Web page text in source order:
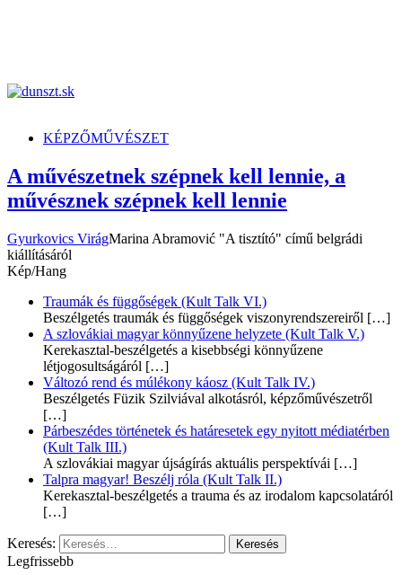
KÉPZŐMŰVÉSZET
A művészetnek szépnek kell lennie, a
művésznek szépnek kell lennie
Gyurkovics VirágMarina Abramović "A tisztító" című belgrádi
kiállításáról
Kép/Hang
Traumák és függőségek (Kult Talk VI.)
Beszélgetés traumák és függőségek viszonyrendszereiről […]
A szlovákiai magyar könnyűzene helyzete (Kult Talk V.)
Kerekasztal-beszélgetés a kisebbségi könnyűzene
létjogosultságáról […]
Változó rend és múlékony káosz (Kult Talk IV.)
Beszélgetés Füzik Szilviával alkotásról, képzőművészetről
[…]
Párbeszédes történetek és határesetek egy nyitott médiatérben
(Kult Talk III.)
A szlovákiai magyar újságírás aktuális perspektívái […]
Talpra magyar! Beszélj róla (Kult Talk II.)
Kerekasztal-beszélgetés a trauma és az irodalom kapcsolatáról
[…]
Keresés:
Legfrissebb